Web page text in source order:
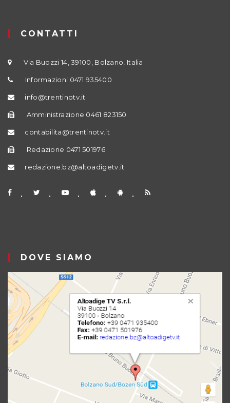
CONTATTI
Via Buozzi 14, 39100, Bolzano, Italia
Informazioni 0471 935400
info@trentinotv.it
Amministrazione 0461 823150
contabilita@trentinotv.it
Redazione 0471 501976
redazione.bz@altoadigetv.it
DOVE SIAMO